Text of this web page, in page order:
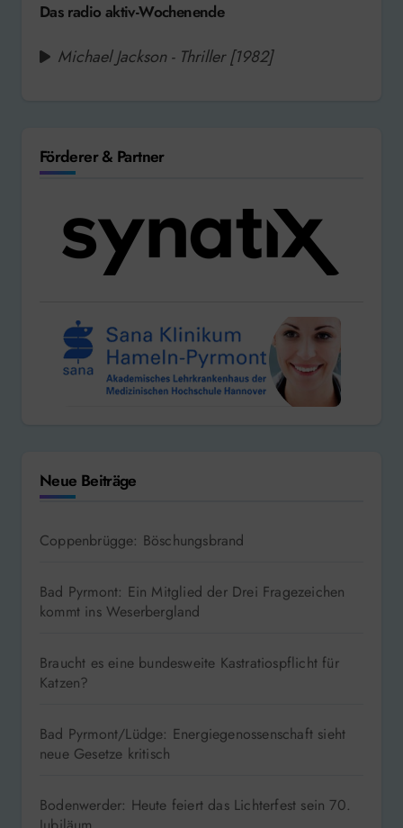
Das radio aktiv-Wochenende
Michael Jackson - Thriller [1982]
Förderer & Partner
Neue Beiträge
Coppenbrügge: Böschungsbrand
Bad Pyrmont: Ein Mitglied der Drei Fragezeichen
kommt ins Weserbergland
Braucht es eine bundesweite Kastratiospflicht für
Katzen?
Bad Pyrmont/Lüdge: Energiegenossenschaft sieht
neue Gesetze kritisch
Bodenwerder: Heute feiert das Lichterfest sein 70.